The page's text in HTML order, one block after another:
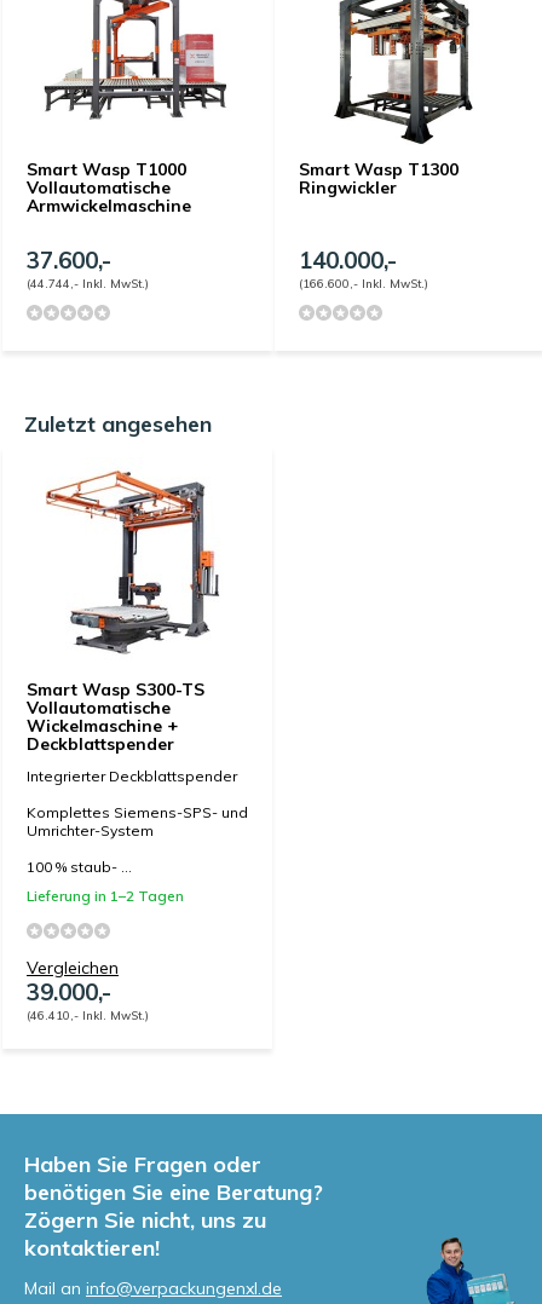
Smart Wasp T1000
Vollautomatische
Armwickelmaschine
37.600,-
(44.744,- Inkl. MwSt.)
Smart Wasp T1300
Ringwickler
140.000,-
(166.600,- Inkl. MwSt.)
Zuletzt angesehen
Smart Wasp S300-TS
Vollautomatische
Wickelmaschine +
Deckblattspender
Integrierter Deckblattspender
Komplettes Siemens-SPS- und
Umrichter-System
100 % staub- ...
Lieferung in 1–2 Tagen
Vergleichen
39.000,-
(46.410,- Inkl. MwSt.)
Haben Sie Fragen oder
benötigen Sie eine Beratung?
Zögern Sie nicht, uns zu
kontaktieren!
Mail an info@verpackungenxl.de